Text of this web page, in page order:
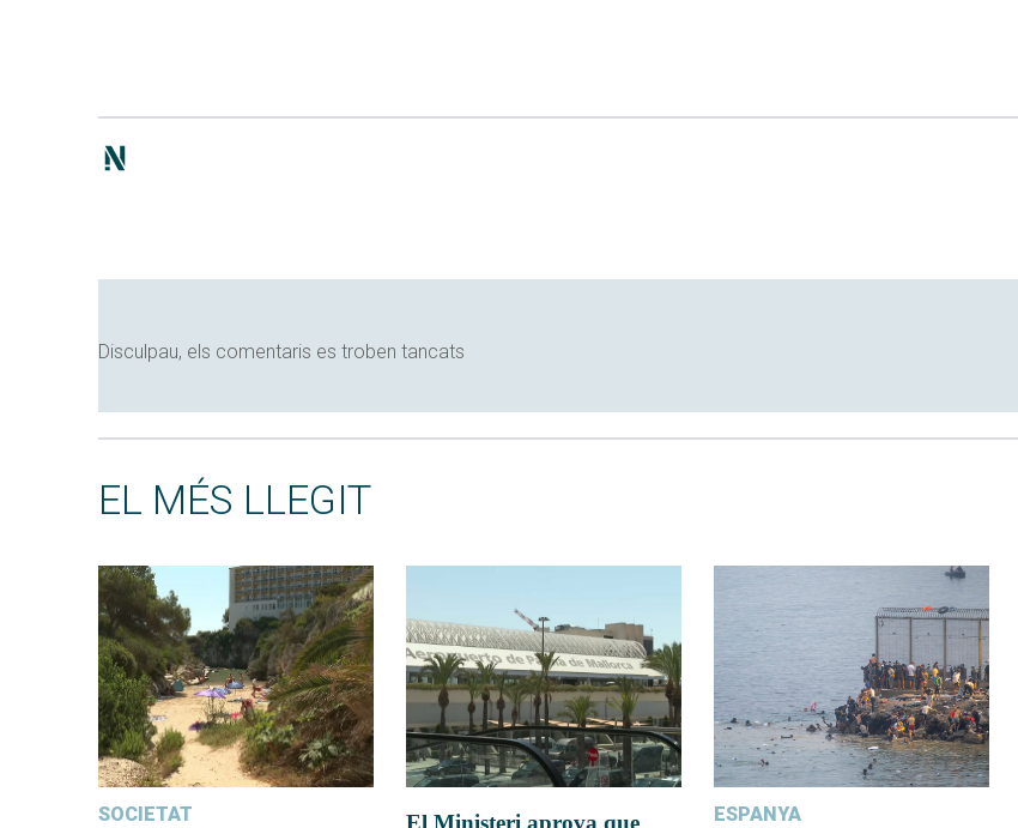
Disculpau, els comentaris es troben tancats
EL MÉS LLEGIT
SOCIETAT El Ministeri aprova que ESPANYA